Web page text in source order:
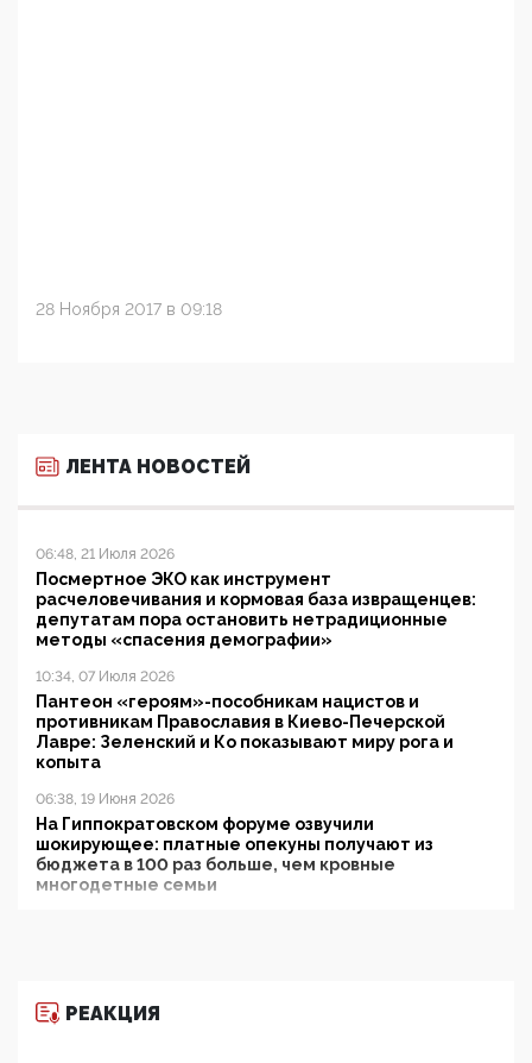
28 Ноября 2017 в 09:18
ЛЕНТА НОВОСТЕЙ
06:48, 21 Июля 2026
Посмертное ЭКО как инструмент
расчеловечивания и кормовая база извращенцев:
депутатам пора остановить нетрадиционные
методы «спасения демографии»
10:34, 07 Июля 2026
Пантеон «героям»-пособникам нацистов и
противникам Православия в Киево-Печерской
Лавре: Зеленский и Ко показывают миру рога и
копыта
06:38, 19 Июня 2026
На Гиппократовском форуме озвучили
шокирующее: платные опекуны получают из
бюджета в 100 раз больше, чем кровные
многодетные семьи
11:53, 09 Июня 2026
РЕАКЦИЯ